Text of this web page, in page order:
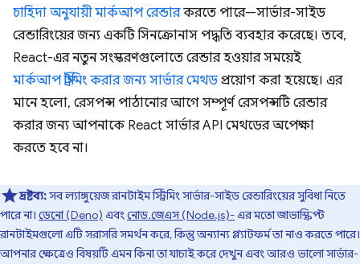
চাহিদা অনুযায়ী মার্কআপ রেন্ডারকরতে পারে—সার্ভার-সাইড
রেন্ডারিংয়ের জন্য একটি সিনক্রোনাস পদ্ধতি ব্যবহার করেছে। তবে,
React-এর নতুন সংস্করণগুলোতে রেন্ডার হওয়ার সময়েই
মার্কআপ স্ট্রিমিং করার জন্য সার্ভার মেথডপ্রয়োগ করা হয়েছে। এর
মানে হলো, রেসপন্স পাঠানোর আগে সম্পূর্ণ রেসপন্সটি রেন্ডার
করার জন্য আপনাকে React সার্ভার API মেথডের অপেক্ষা
করতে হবে না।
দ্রষ্টব্য:সব ল্যাঙ্গুয়েজ রানটাইম স্ট্রিমিং সার্ভার-সাইড রেন্ডারিংয়ের সুবিধা নিতে
পারে না। ডেনো (Deno) এবংনোড.জেএস (Node.js)-এর মতো জাভাস্ক্রিপ্ট
রানটাইমগুলো এটি সরাসরি সমর্থন করে, কিন্তু অন্যান্য প্ল্যাটফর্ম তা নাও করতে পারে।
আপনার ক্ষেত্রেও বিষয়টি এমন কিনা তা যাচাই করে দেখুন এবং আরও ভালো সার্ভার-